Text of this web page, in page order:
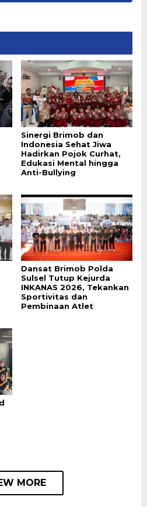
Sinergi Brimob dan
Indonesia Sehat Jiwa
Hadirkan Pojok Curhat,
Edukasi Mental hingga
Anti-Bullying
Dansat Brimob Polda
Sulsel Tutup Kejurda
INKANAS 2026, Tekankan
Sportivitas dan
Pembinaan Atlet
MORE